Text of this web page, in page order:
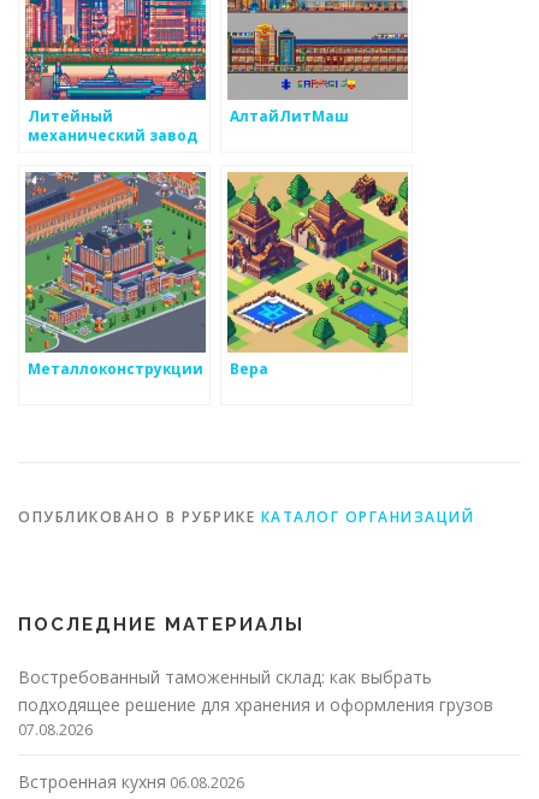
Литейный
механический завод
АлтайЛитМаш
Металлоконструкции Вера
ОПУБЛИКОВАНО В РУБРИКЕ КАТАЛОГ ОРГАНИЗАЦИЙ
ПОСЛЕДНИЕ МАТЕРИАЛЫ
Востребованный таможенный склад: как выбрать
подходящее решение для хранения и оформления грузов
07.08.2026
Встроенная кухня 06.08.2026